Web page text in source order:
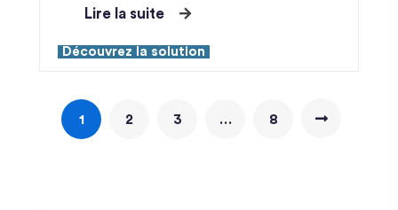
Lire la suite
Découvrez la solution
1 2 3 … 8